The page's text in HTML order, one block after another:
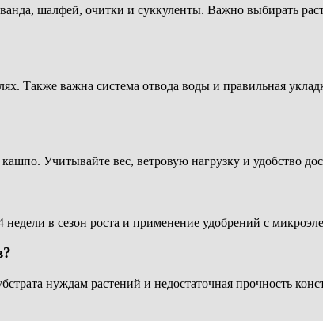
шалфей, очитки и суккуленты. Важно выбирать
Также важна система отвода воды и правильная
Учитывайте вес, ветровую нагрузку и удобство
в сезон роста и применение удобрений с
нуждам растений и недостаточная прочность